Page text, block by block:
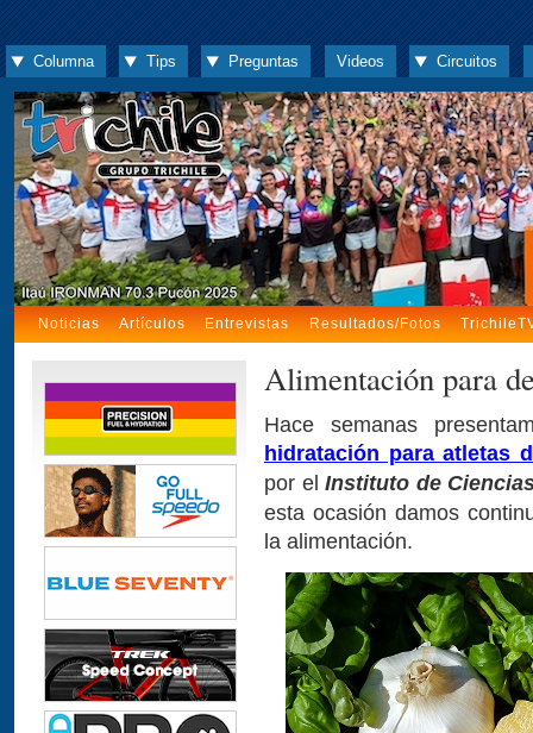
Columna Tips Preguntas Videos Circuitos
Noticias Artículos Entrevistas Resultados/Fotos
Alimentación para
Hace semanas
hidratación para atletas
por elInstituto de
esta ocasión damos
la alimentación.